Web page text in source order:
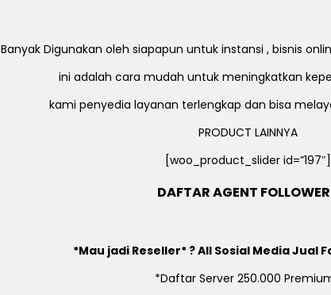
Digunakan oleh siapapun untuk instansi , bisnis
ini adalah cara mudah untuk meningkatkan
kami penyedia layanan terlengkap dan bisa
PRODUCT LAINNYA
[woo_product_slider id=”197″]
DAFTAR AGENT
*Mau jadi Reseller* ? All Sosial Media Jual
*Daftar Server 250.000